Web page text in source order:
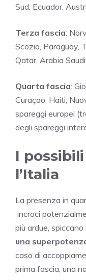
Sud, Ecuador,
Terza fascia:
Scozia, Paraguay,
Qatar, Arabia
Quarta fascia:
Curaçao, Haiti,
spareggi europei
degli spareggi
I
l’Italia
La presenza in
incroci
più ardue,
una
caso di
prima fascia, una